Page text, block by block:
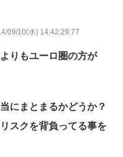
09/10(水) 14:42:29.77
りもユーロ圏の方が
にまとまるかどうか？
スクを背負ってる事を